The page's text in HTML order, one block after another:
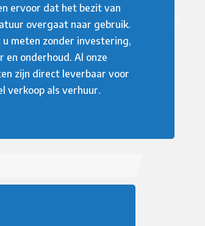
ervoor dat het bezit van
overgaat naar gebruik.
u meten zonder investering,
en onderhoud. Al onze
zijn direct leverbaar voor
verkoop als verhuur.